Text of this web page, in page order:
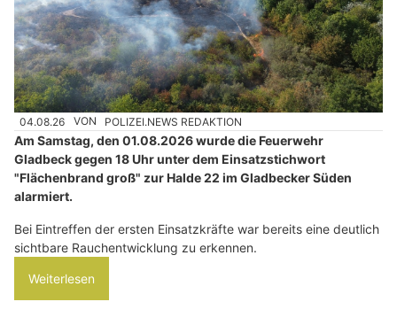
04.08.26 VON POLIZEI.NEWS REDAKTION
Am Samstag, den 01.08.2026 wurde die Feuerwehr
Gladbeck gegen 18 Uhr unter dem Einsatzstichwort
"Flächenbrand groß" zur Halde 22 im Gladbecker Süden
alarmiert.
Bei Eintreffen der ersten Einsatzkräfte war bereits eine deutlich
sichtbare Rauchentwicklung zu erkennen.
Weiterlesen